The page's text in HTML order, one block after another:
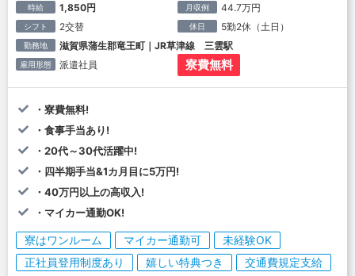
時給 1,850円 月収例 44.7万円
シフト 2交替 休日 5勤2休（土日）
勤務地 滋賀県蒲生郡竜王町｜JR草津線 三雲駅
雇用形態 派遣社員 寮費無料
・寮費無料!
・食事手当あり!
・20代～30代活躍中!
・四半期手当&1カ月目に5万円!
・40万円以上の高収入!
・マイカー通勤OK!
寮はワンルーム マイカー通勤可
未経験OK
正社員登用制度あり
嬉しい特典つき
交通費規定支給